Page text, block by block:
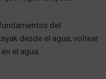
del
desde el agua, voltear
el agua.